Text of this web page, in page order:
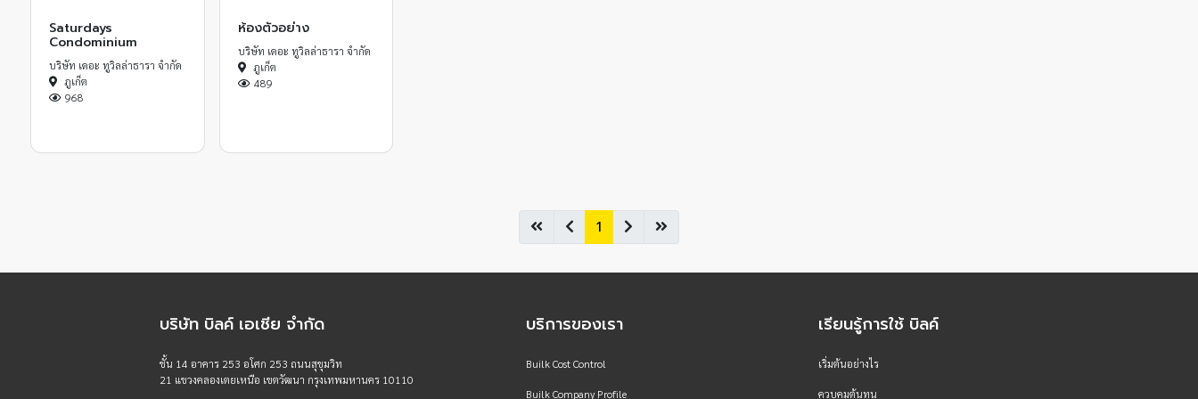
Saturdays
Condominium
บริษัท เดอะ ทูวิลล่าธารา จำกัด
ภูเก็ต
968
ห้องตัวอย่าง
บริษัท เดอะ ทูวิลล่าธารา จำกัด
ภูเก็ต
489
1
บริษัท บิลค์ เอเชีย จำกัด
ชั้น 14 อาคาร 253 อโศก 253 ถนนสุขุมวิท
21 แขวงคลองเตยเหนือ เขตวัฒนา กรุงเทพมหานคร 10110
บริการของเรา
Builk Cost Control
Builk Company Profile
เรียนรู้การใช้ บิลค์
เริ่มต้นอย่างไร
ควบคุมต้นทุน